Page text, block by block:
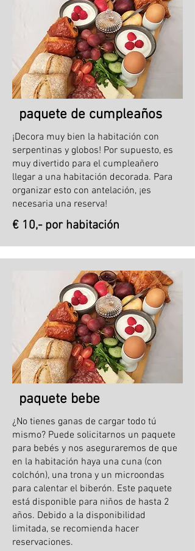
paquete de cumpleaños
¡Decora muy bien la habitación con
serpentinas y globos! Por supuesto, es
muy divertido para el cumpleañero
llegar a una habitación decorada. Para
organizar esto con antelación, ¡es
necesaria una reserva!
€ 10,- por habitación
paquete bebe
¿No tienes ganas de cargar todo tú
mismo? Puede solicitarnos un paquete
para bebés y nos aseguraremos de que
en la habitación haya una cuna (con
colchón), una trona y un microondas
para calentar el biberón. Este paquete
está disponible para niños de hasta 2
años. Debido a la disponibilidad
limitada, se recomienda hacer
reservaciones.